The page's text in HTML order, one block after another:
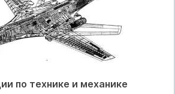
по технике и механике